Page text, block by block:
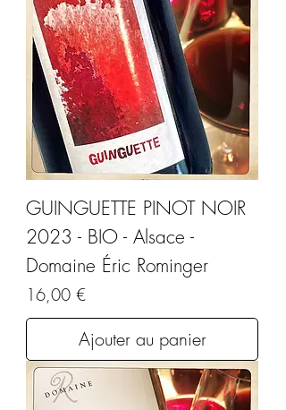
GUINGUETTE PINOT NOIR
2023 - BIO - Alsace -
Domaine Éric Rominger
Prix
16,00 €
Ajouter au panier